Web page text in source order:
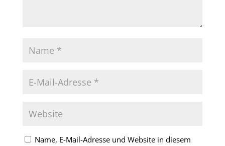
Name, E-Mail-Adresse und Website in diesem